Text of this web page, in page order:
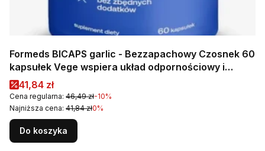
Formeds BICAPS garlic - Bezzapachowy Czosnek 60
kapsułek Vege wspiera układ odpornościowy i
oddechowy
Cena promocyjna
41,84 zł
Cena regularna: 46,49 zł-10%
Najniższa cena: 41,84 zł0%
Do koszyka